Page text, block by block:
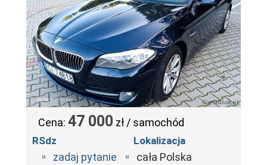
Cena: 47 000 zł / samochód
RSdz
zadaj pytanie
Lokalizacja
cała Polska